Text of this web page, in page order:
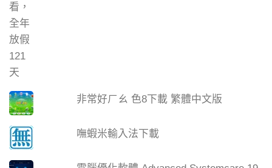
非常好ㄏㄠ 色8下載 繁體中文版
嘸蝦米輸入法下載